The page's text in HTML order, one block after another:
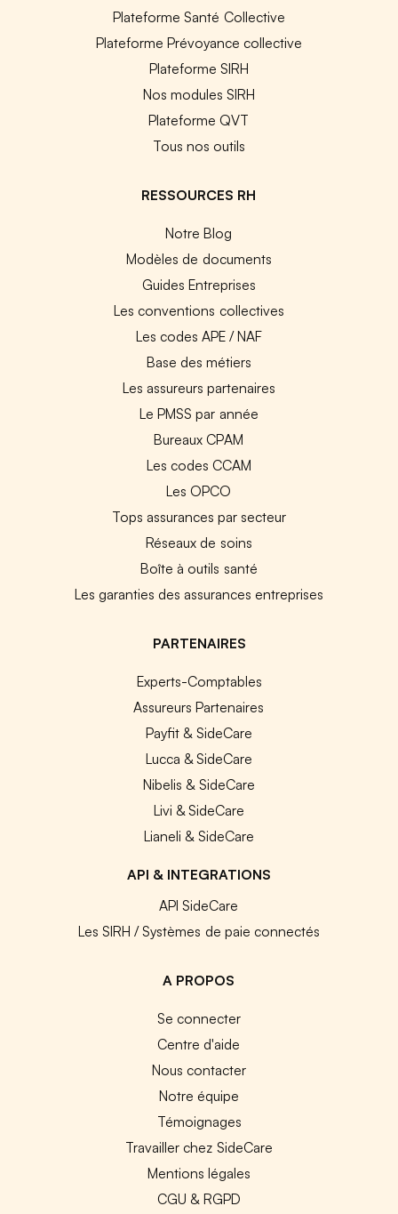
Plateforme Santé Collective
Plateforme Prévoyance collective
Plateforme SIRH
Nos modules SIRH
Plateforme QVT
Tous nos outils
RESSOURCES RH
Notre Blog
Modèles de documents
Guides Entreprises
Les conventions collectives
Les codes APE / NAF
Base des métiers
Les assureurs partenaires
Le PMSS par année
Bureaux CPAM
Les codes CCAM
Les OPCO
Tops assurances par secteur
Réseaux de soins
Boîte à outils santé
Les garanties des assurances entreprises
PARTENAIRES
Experts-Comptables
Assureurs Partenaires
Payfit & SideCare
Lucca & SideCare
Nibelis & SideCare
Livi & SideCare
Lianeli & SideCare
API & INTEGRATIONS
API SideCare
Les SIRH / Systèmes de paie connectés
A PROPOS
Se connecter
Centre d'aide
Nous contacter
Notre équipe
Témoignages
Travailler chez SideCare
Mentions légales
CGU & RGPD